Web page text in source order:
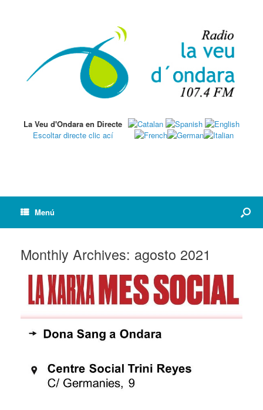
La Veu d'Ondara en Directe
Escoltar directe clic ací
Menú
Monthly Archives: agosto 2021